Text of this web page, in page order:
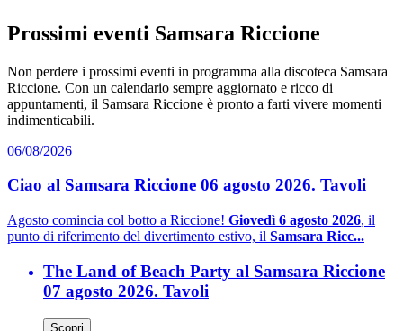
Prossimi eventi Samsara Riccione
Non perdere i prossimi eventi in programma alla discoteca Samsara
Riccione. Con un calendario sempre aggiornato e ricco di
appuntamenti, il Samsara Riccione è pronto a farti vivere momenti
indimenticabili.
06/08/2026
Ciao al Samsara Riccione 06 agosto 2026. Tavoli
Agosto comincia col botto a Riccione! Giovedì 6 agosto 2026, il
punto di riferimento del divertimento estivo, il Samsara Ricc...
The Land of Beach Party al Samsara Riccione
07 agosto 2026. Tavoli
Scopri